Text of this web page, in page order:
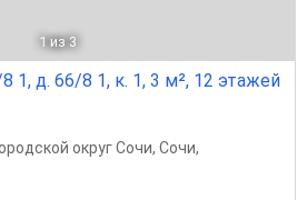
1 из 3
1, д. 66/8 1, к. 1, 3 м², 12 этажей
округ Сочи, Сочи,